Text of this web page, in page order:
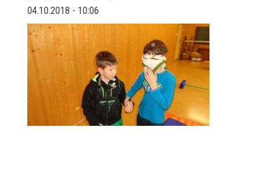
04.10.2018 - 10:06